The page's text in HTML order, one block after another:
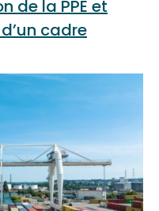
de la PPE et
cadre